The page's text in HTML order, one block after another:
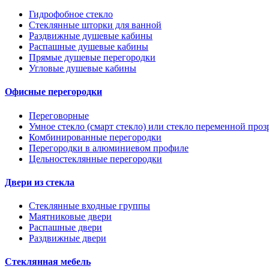
Гидрофобное стекло
Стеклянные шторки для ванной
Раздвижные душевые кабины
Распашные душевые кабины
Прямые душевые перегородки
Угловые душевые кабины
Офисные перегородки
Переговорные
Умное стекло (смарт стекло) или стекло переменной
Комбинированные перегородки
Перегородки в алюминиевом профиле
Цельностеклянные перегородки
Двери из стекла
Стеклянные входные группы
Маятниковые двери
Распашные двери
Раздвижные двери
Стеклянная мебель